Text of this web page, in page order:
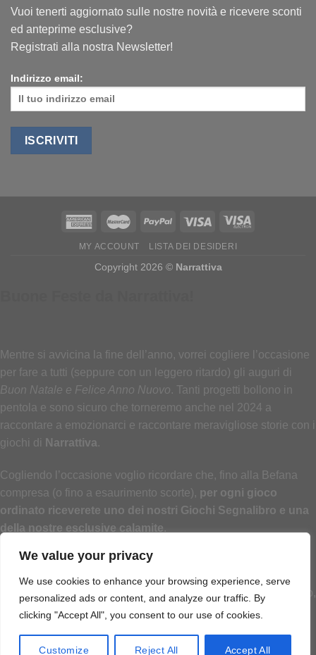
We value your privacy
We use cookies to enhance your browsing experience, serve
personalized ads or content, and analyze our traffic. By
clicking "Accept All", you consent to our use of cookies.
Customize Reject All Accept All
Vuoi tenerti aggiornato sulle nostre novità e ricevere sconti
ed anteprime esclusive?
Registrati alla nostra Newsletter!
Indirizzo email:
MY ACCOUNT LISTA DEI DESIDERI
Copyright 2026 © Narrattiva
Mentre si avvicina la fine dell’anno, vorrei cogliere l’occasione
per fare a tutti (seppure con un leggero ritardo) gli auguri di
Buon Natale e Felice Anno Nuovo. Tanti progetti bollono in
pentola e sono sicuro che torneremo anche nel 2024 a
raccontare a emozionarci e raccontare meravigliose storie con i
giochi di Narrattiva.
Cogliendo l’occasione voglio ricordare che, fino alla Befana
compresa (o fino a esaurimento scorte), per ogni gioco
ordinato riceverete uno dei nostri Giochi Segnalibro e una
della nostre esclusive calamite.
Ancora, Auguri a tutti
Il vostro affezionato vicino,